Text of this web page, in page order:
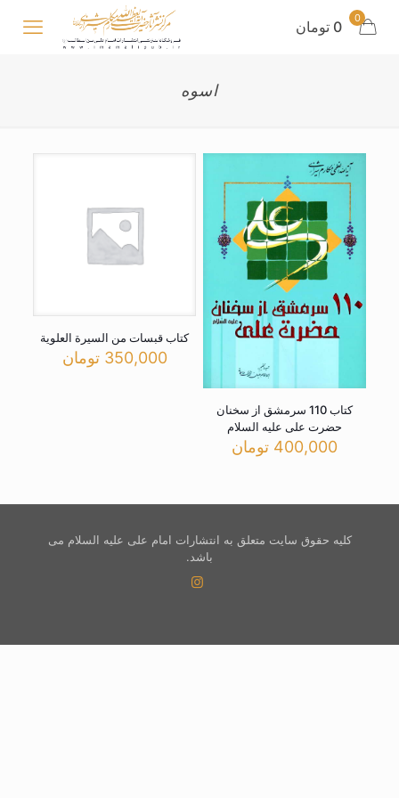
0 0 تومان
اسوه
کتاب 110 سرمشق از سخنان
حضرت علی علیه السلام
400,000 تومان
کتاب قبسات من السیرة العلویة
350,000 تومان
کلیه حقوق سایت متعلق به انتشارات امام علی علیه السلام می
باشد.